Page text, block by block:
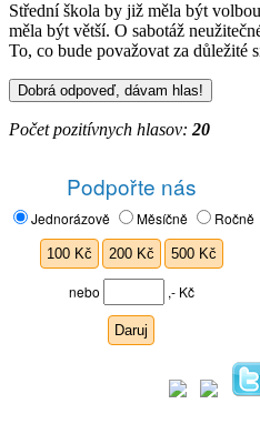
Střední škola by již měla být
měla být větší. O sabotáž
To, co bude považovat za důležité
Počet pozitívnych hlasov: 20